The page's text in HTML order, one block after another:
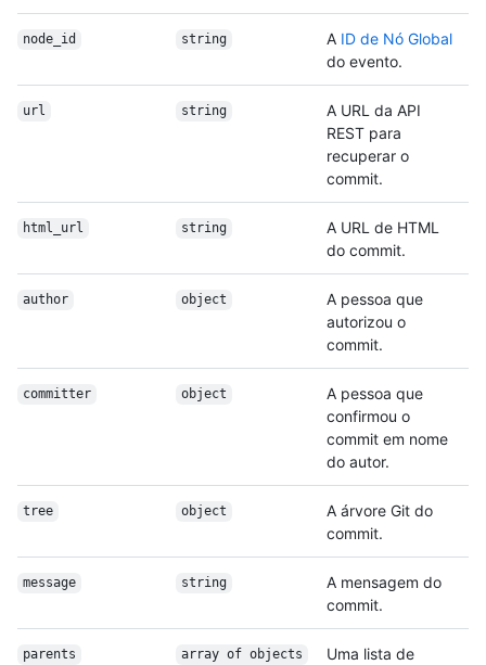
node_id string A ID de Nó Global
do evento.
url string
A URL da API
REST para
recuperar o
commit.
html_url string
A URL de HTML
do commit.
author object
A pessoa que
autorizou o
commit.
committer object
A pessoa que
confirmou o
commit em nome
do autor.
tree object
A árvore Git do
commit.
message string
A mensagem do
commit.
parents array of objects
Uma lista de